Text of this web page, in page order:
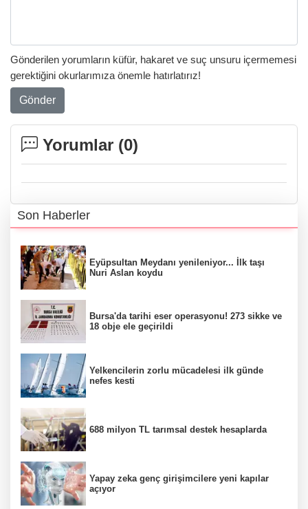
Gönderilen yorumların küfür, hakaret ve suç unsuru içermemesi
gerektiğini okurlarımıza önemle hatırlatırız!
Gönder
Yorumlar (0)
Son Haberler
Eyüpsultan Meydanı yenileniyor... İlk taşı
Nuri Aslan koydu
Bursa'da tarihi eser operasyonu! 273 sikke ve
18 obje ele geçirildi
Yelkencilerin zorlu mücadelesi ilk günde
nefes kesti
688 milyon TL tarımsal destek hesaplarda
Yapay zeka genç girişimcilere yeni kapılar
açıyor